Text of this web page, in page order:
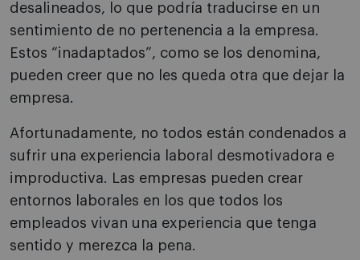
desalineados, lo que podría traducirse en un
sentimiento de no pertenencia a la empresa.
Estos “inadaptados”, como se los denomina,
pueden creer que no les queda otra que dejar la
empresa.
Afortunadamente, no todos están condenados a
sufrir una experiencia laboral desmotivadora e
improductiva. Las empresas pueden crear
entornos laborales en los que todos los
empleados vivan una experiencia que tenga
sentido y merezca la pena.